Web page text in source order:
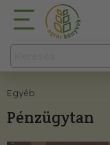
Egyéb
Pénzügytan